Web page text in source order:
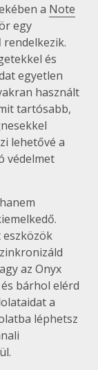
a Note
egy
rendelkezik.
és
egyetlen
használt
tartósabb,
lehetővé a
védelmet
eszközök
az Onyx
bárhol elérd
a
léphetsz